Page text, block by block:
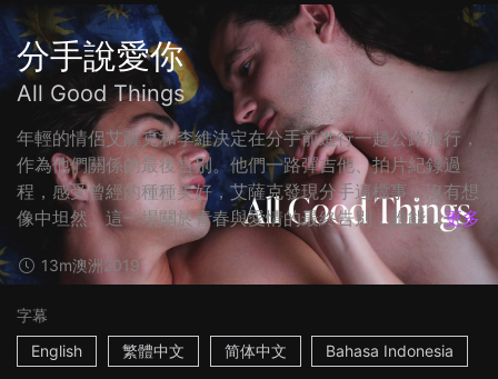
分手說愛你
All Good Things
年輕的情侶艾薩克和李維決定在分手前進行一趟公路旅行，
作為他們關係的最後告別。他們一路彈吉他、拍片紀錄過
程，感受曾經的種種美好，艾薩克發現分手這檔事，沒有想
像中坦然。這一場關於青春與愛情的最終告別，誰能... 更多
13m澳洲 2019
字幕
English
繁體中文 简体中文 Bahasa Indonesia